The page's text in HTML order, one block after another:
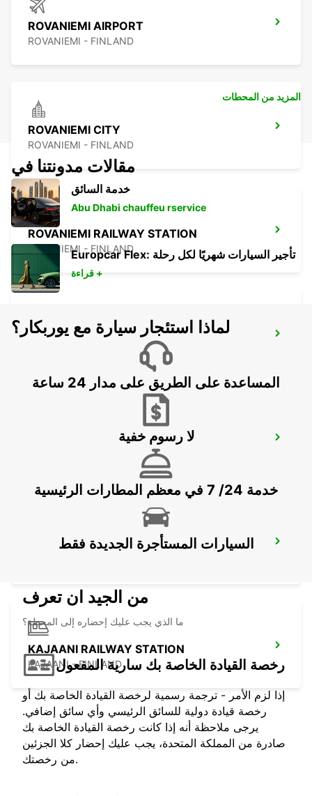
ROVANIEMI AIRPORT
ROVANIEMI - FINLAND
ROVANIEMI CITY
ROVANIEMI - FINLAND
ROVANIEMI RAILWAY STATION
ROVANIEMI - FINLAND
KAJAANI AIRPORT
OULU CITY CENTRE
OULU CITY
KAJAANI RAILWAY STATION
KAJAANI - FINLAND
المزيد من المحطات
مقالات مدونتنا في
خدمة السائق
Abu Dhabi chauffeu rservice
Europcar Flex: تأجير السيارات شهريًا لكل رحلة
قراءة +
لماذا استئجار سيارة مع يوربكار؟
المساعدة على الطريق على مدار 24 ساعة
لا رسوم خفية
خدمة 24/ 7 في معظم المطارات الرئيسية
السيارات المستأجرة الجديدة فقط
من الجيد ان تعرف
ما الذي يجب عليك إحضاره إلى المحطة؟
رخصة القيادة الخاصة بك سارية المفعول
إذا لزم الأمر - ترجمة رسمية لرخصة القيادة الخاصة بك أو
رخصة قيادة دولية للسائق الرئيسي وأي سائق إضافي.
يرجى ملاحظة أنه إذا كانت رخصة القيادة الخاصة بك
صادرة من المملكة المتحدة، يجب عليك إحضار كلا الجزئين
من رخصتك.